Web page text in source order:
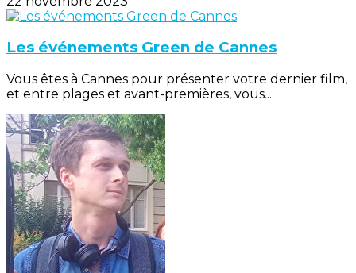
Les événements Green de Cannes
Vous êtes à Cannes pour présenter votre dernier film,
et entre plages et avant-premières, vous...